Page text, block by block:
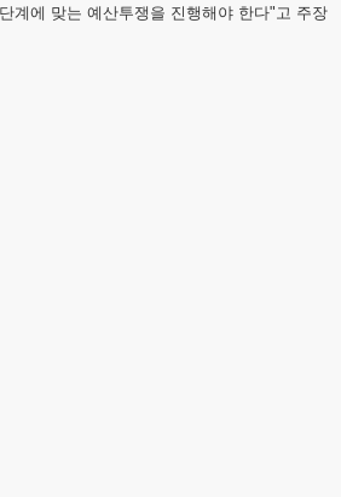
계에 맞는 예산투쟁을 진행해야 한다"고 주장